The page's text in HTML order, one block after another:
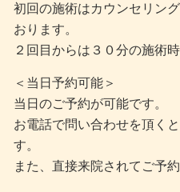
初回の施術はカウンセリン
おります。
２回目からは３０分の施術
＜当日予約可能＞
当日のご予約が可能です。
お電話で問い合わせを頂く
す。
また、直接来院されてご予